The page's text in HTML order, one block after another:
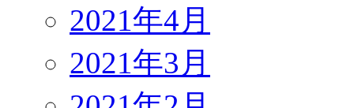
2021年4月
2021年3月